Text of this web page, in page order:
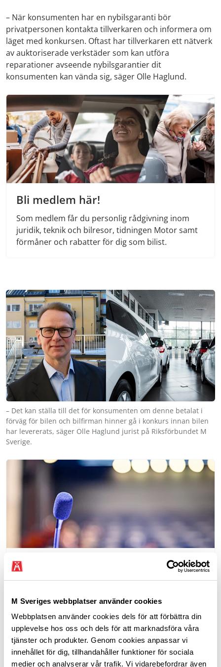
M Sveriges webbplatser använder cookies
Webbplatsen använder cookies dels för att förbättra din
upplevelse hos oss och dels för att marknadsföra våra
tjänster och produkter. Genom cookies anpassar vi
innehållet för dig, tillhandahåller funktioner för sociala
medier och analyserar vår trafik. Vi vidarebefordrar även
– När konsumenten har en nybilsgaranti bör
privatpersonen kontakta tillverkaren och informera om
läget med konkursen. Oftast har tillverkaren ett nätverk
av auktoriserade verkstäder som kan utföra
reparationer avseende nybilsgarantier dit
konsumenten kan vända sig, säger Olle Haglund.
Bli medlem här!
Som medlem får du personlig rådgivning inom
juridik, teknik och bilresor, tidningen Motor samt
förmåner och rabatter för dig som bilist.
– Det kan ställa till det för konsumenten om denne betalat i
förväg för bilen och bilfirman hinner gå i konkurs innan bilen
har levererats, säger Olle Haglund jurist på Riksförbundet M
Sverige.
Frågor vi driver
M Sverige tar debatten med politiker och
bilistens vardag. Här är frågorna vi driver nu.
Enligt konsumentköplagen är det endast möjligt att